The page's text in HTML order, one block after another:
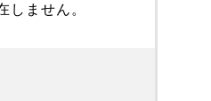
しません。